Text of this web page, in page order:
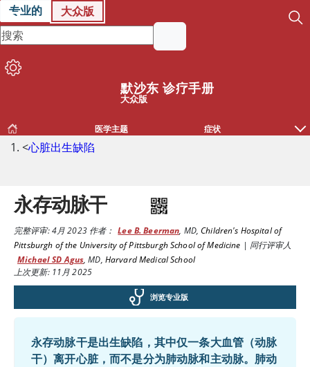
专业的 大众版
默沙东 诊疗手册
大众版
医学主题 症状
<心脏出生缺陷
永存动脉干
完整评审:4月 2023作者： Lee B. Beerman, MD,Children's Hospital of
Pittsburgh of the University of Pittsburgh School of Medicine | 同行评审人
Michael SD Agus,MD, Harvard Medical School
上次更新: 11月 2025
浏览专业版
永存动脉干是出生缺陷，其中仅一条大血管（动脉
干）离开心脏，而不是分为肺动脉和主动脉。肺动